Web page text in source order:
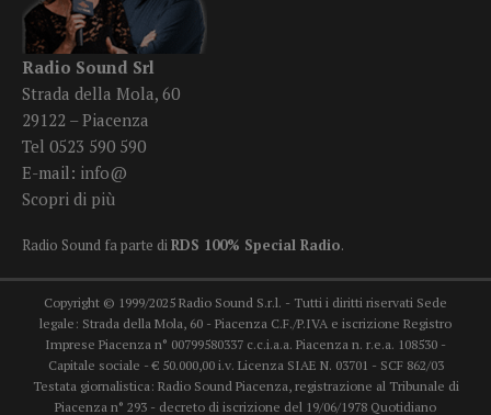
Radio Sound Srl
Strada della Mola, 60
29122 – Piacenza
Tel 0523 590 590
E-mail: info@
Scopri di più
Radio Sound fa parte diRDS 100% Special Radio.
Copyright © 1999/2025 Radio Sound S.r.l. - Tutti i diritti riservati Sede
legale: Strada della Mola, 60 - Piacenza C.F./P.IVA e iscrizione Registro
Imprese Piacenza n° 00799580337 c.c.i.a.a. Piacenza n. r.e.a. 108530 -
Capitale sociale - € 50.000,00 i.v. Licenza SIAE N. 03701 - SCF 862/03
Testata giornalistica: Radio Sound Piacenza, registrazione al Tribunale di
Piacenza n° 293 - decreto di iscrizione del 19/06/1978 Quotidiano